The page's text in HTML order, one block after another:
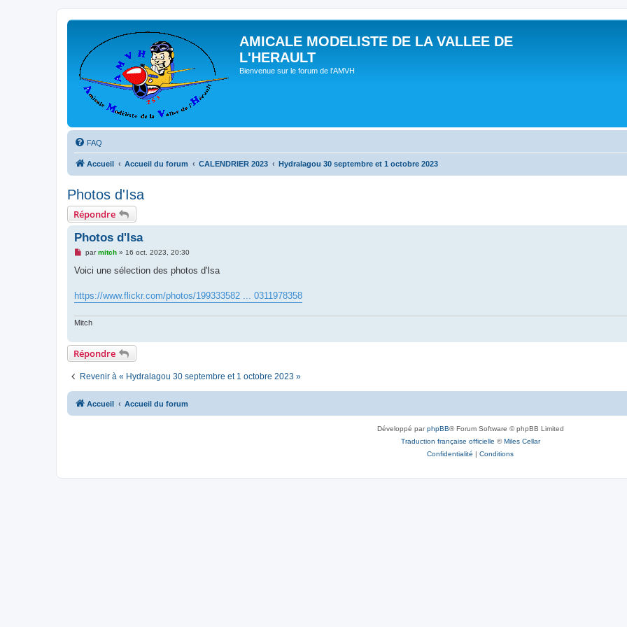
AMICALE MODELISTE DE LA VALLEE DE
L'HERAULT
Bienvenue sur le forum de l'AMVH
FAQ
Accueil Accueil du forum CALENDRIER 2023 Hydralagou 30 septembre et 1 octobre 2023
Photos d'Isa
Répondre
Photos d'Isa
M
s
g
e
o
n
u
parmitch» 16 oct. 2023, 20:30
Voici une sélection des photos d'Isa
https://www.flickr.com/photos/199333582 ... 0311978358
Mitch
Répondre
Revenir à « Hydralagou 30 septembre et 1 octobre 2023 »
Accueil Accueil du forum
Développé parphpBB® Forum Software © phpBB Limited
Traduction française officielle ©Miles Cellar
Confidentialité | Conditions